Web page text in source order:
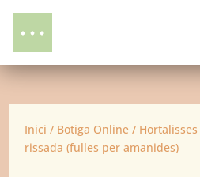
Inici / Botiga Online / Hortalisses
rissada (fulles per amanides)